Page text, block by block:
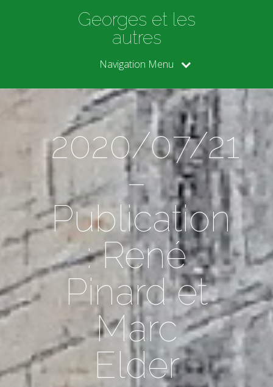
Georges et les
autres
Navigation Menu
2020/07/21
–
Publication
: René
Pinard et
Marc
Elder